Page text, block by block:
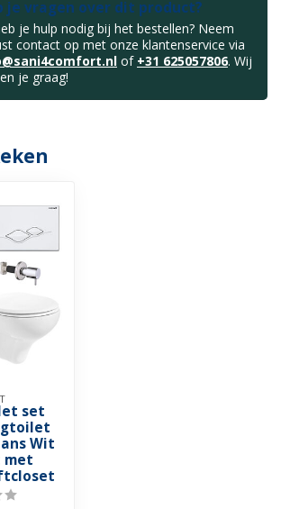
je vragen over dit product?
je hulp nodig bij het bestellen? Neem
contact op met onze klantenservice via
of +31 625057806. Wij
je graag!
set
Wit
met